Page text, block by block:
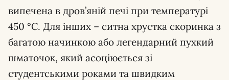
випечена в дров’яній печі при температурі
450 °C. Для інших – ситна хрустка скоринка з
багатою начинкою або легендарний пухкий
шматочок, який асоціюється зі
студентськими роками та швидким